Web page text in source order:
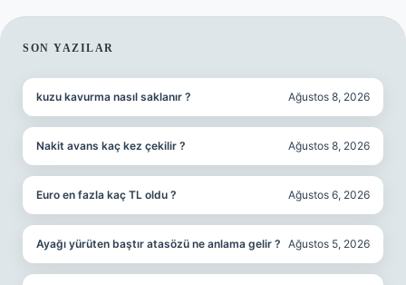
SIDEBAR
SON YAZILAR
kuzu kavurma nasıl saklanır ? Ağustos 8, 2026
Nakit avans kaç kez çekilir ? Ağustos 8, 2026
Euro en fazla kaç TL oldu ? Ağustos 6, 2026
Ayağı yürüten baştır atasözü ne anlama gelir ? Ağustos 5, 2026